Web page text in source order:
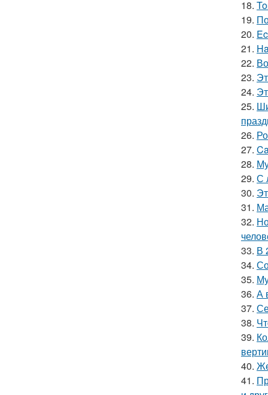
18.
19.
20.
21.
22.
23.
24.
25.
26.
27.
28.
29. С
30.
31.
32.
33. В
34.
35.
36. А
37.
38.
39.
40.
41.